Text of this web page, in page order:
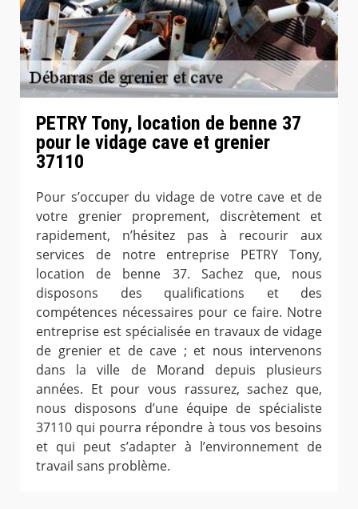
PETRY Tony, location de benne 37
pour le vidage cave et grenier
37110
Pour s’occuper du vidage de votre cave et de
votre grenier proprement, discrètement et
rapidement, n’hésitez pas à recourir aux
services de notre entreprise PETRY Tony,
location de benne 37. Sachez que, nous
disposons des qualifications et des
compétences nécessaires pour ce faire. Notre
entreprise est spécialisée en travaux de vidage
de grenier et de cave ; et nous intervenons
dans la ville de Morand depuis plusieurs
années. Et pour vous rassurez, sachez que,
nous disposons d’une équipe de spécialiste
37110 qui pourra répondre à tous vos besoins
et qui peut s’adapter à l’environnement de
travail sans problème.